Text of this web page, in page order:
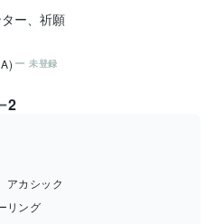
ー、祈願
未登録
2
アカシック
リング